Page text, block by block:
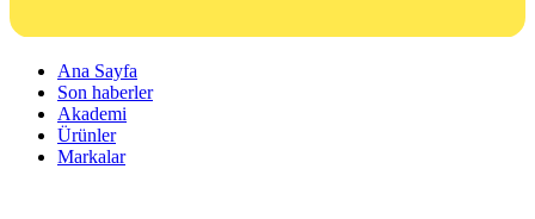
Ana Sayfa
Son haberler
Akademi
Ürünler
Markalar